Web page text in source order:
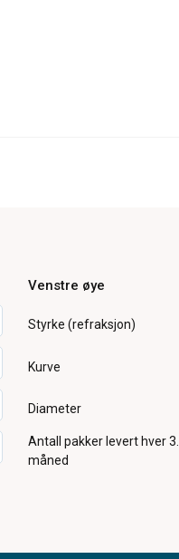
Venstre øye
Styrke (refraksjon)
Kurve
Diameter
Antall pakker levert hver 3.
måned